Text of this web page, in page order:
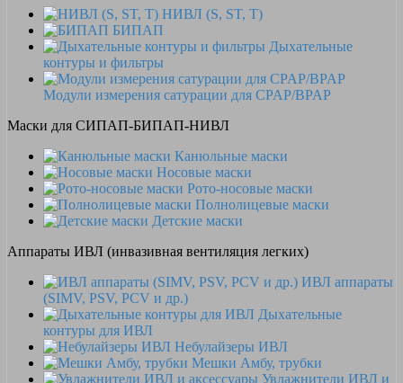
НИВЛ (S, ST, T)
БИПАП
Дыхательные
контуры и фильтры
Модули измерения сатурации для CPAP/BPAP
Маски для СИПАП-БИПАП-НИВЛ
Канюльные маски
Носовые маски
Рото-носовые маски
Полнолицевые маски
Детские маски
Аппараты ИВЛ (инвазивная вентиляция легких)
ИВЛ аппараты
(SIMV, PSV, PCV и др.)
Дыхательные
контуры для ИВЛ
Небулайзеры ИВЛ
Мешки Амбу, трубки
Увлажнители ИВЛ и